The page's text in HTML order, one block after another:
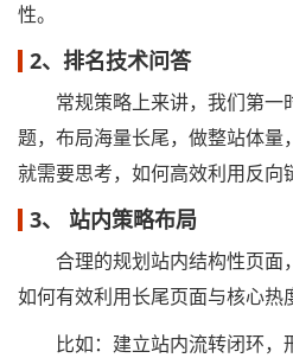
性。
2、排名技术问答
常规策略上来讲，我们第一
题，布局海量长尾，做整站体量
就需要思考，如何高效利用反向
3、 站内策略布局
合理的规划站内结构性页面
如何有效利用长尾页面与核心热
比如：建立站内流转闭环，